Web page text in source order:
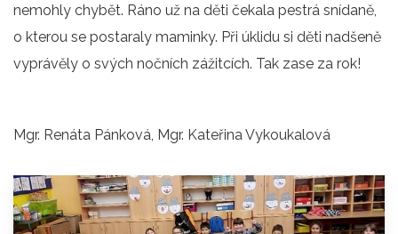
nemohly chybět. Ráno už na děti čekala pestrá snídaně,
o kterou se postaraly maminky. Při úklidu si děti nadšeně
vyprávěly o svých nočních zážitcích. Tak zase za rok!
Mgr. Renáta Pánková, Mgr. Kateřina Vykoukalová